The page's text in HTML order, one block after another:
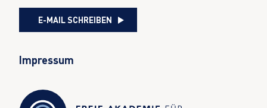
E-MAIL SCHREIBEN
Impressum